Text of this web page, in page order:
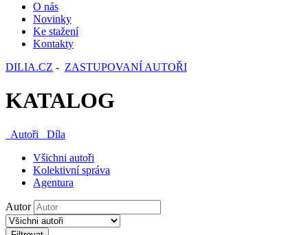
O nás
Novinky
Ke stažení
Kontakty
DILIA.CZ - ZASTUPOVANÍ AUTOŘI
KATALOG
Autoři
Díla
Všichni autoři
Kolektivní správa
Agentura
Autor